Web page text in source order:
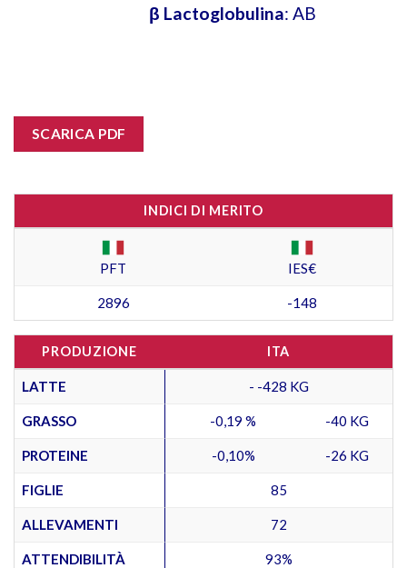
β Lactoglobulina: AB
SCARICA PDF
INDICI DI MERITO
PFT IES€
2896 -148
PRODUZIONE ITA
LATTE - -428 KG
GRASSO -0,19 % -40 KG
PROTEINE -0,10% -26 KG
FIGLIE 85
ALLEVAMENTI 72
ATTENDIBILITÀ 93%